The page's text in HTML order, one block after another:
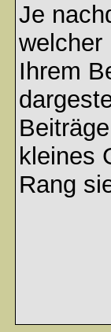
Je
welcher
Ihrem
kleines
Rang